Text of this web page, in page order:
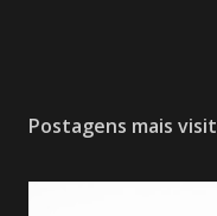
Postagens mais